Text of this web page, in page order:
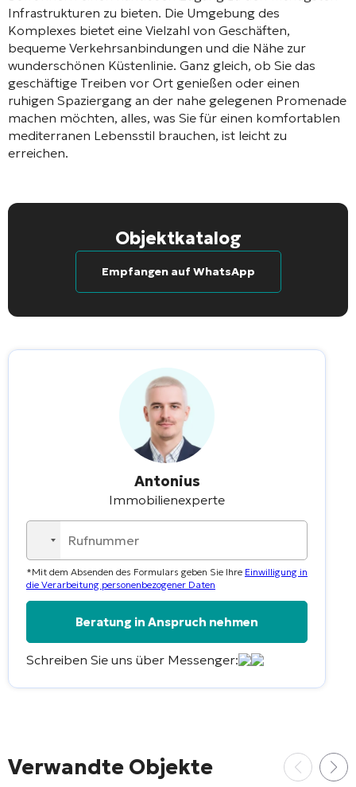
Infrastrukturen zu bieten. Die Umgebung des
Komplexes bietet eine Vielzahl von Geschäften,
bequeme Verkehrsanbindungen und die Nähe zur
wunderschönen Küstenlinie. Ganz gleich, ob Sie das
geschäftige Treiben vor Ort genießen oder einen
ruhigen Spaziergang an der nahe gelegenen Promenade
machen möchten, alles, was Sie für einen komfortablen
mediterranen Lebensstil brauchen, ist leicht zu
erreichen.
Objektkatalog
Empfangen auf WhatsApp
Antonius
Immobilienexperte
No
country
selected
*Mit dem Absenden des Formulars geben Sie Ihre Einwilligung in
die Verarbeitung personenbezogener Daten
Schreiben Sie uns über Messenger:
Verwandte Objekte